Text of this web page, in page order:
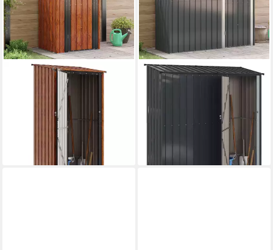
Gartenhaus Gartenhütten
Braun 103 x 86 x 200 cm
mtl. in 12 Raten
lieferbar - in 4-5 Werktagen bei dir
VIDAXL
Gartenhaus Gartenhütten
Anthrazit 203,5 x 73 x 200
cm Metall
mtl. in 24 Raten
lieferbar - in 4-5 Werktagen bei dir